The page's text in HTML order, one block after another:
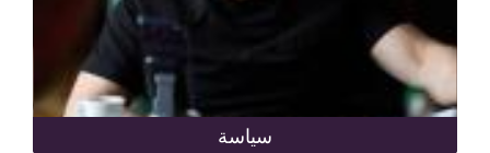
سياسة